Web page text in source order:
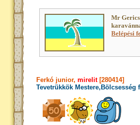
Mr
Belépési
Ferkó junior,mirelit[280414]
Tevetrükkök